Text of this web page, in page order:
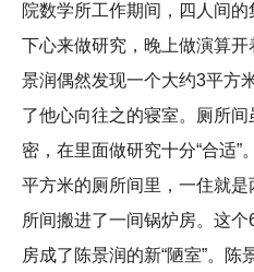
院数学所工作期间，四人间
下心来做研究，晚上做演算
景润偶然发现一个大约3平方
了他心向往之的寝室。厕所
密，在里面做研究十分“合适
平方米的厕所间里，一住就
所间搬进了一间锅炉房。这
房成了陈景润的新“陋室”。陈